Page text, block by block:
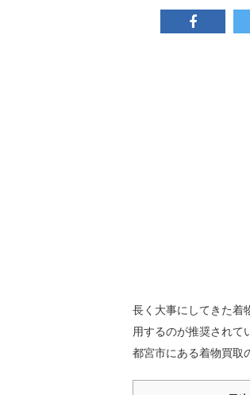
長く大事にしてきた着
用するのが推奨されて
都宮市にある着物買取